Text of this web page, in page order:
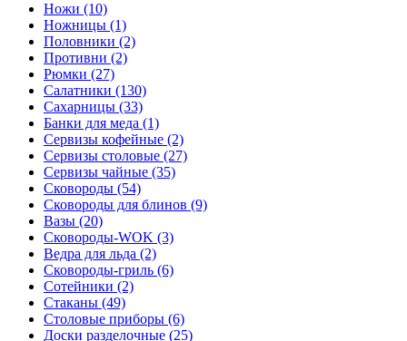
Ножи (10)
Ножницы (1)
Половники (2)
Противни (2)
Рюмки (27)
Салатники (130)
Сахарницы (33)
Банки для меда (1)
Сервизы кофейные (2)
Сервизы столовые (27)
Сервизы чайные (35)
Сковороды (54)
Сковороды для блинов (9)
Вазы (20)
Сковороды-WOK (3)
Ведра для льда (2)
Сковороды-гриль (6)
Сотейники (2)
Стаканы (49)
Столовые приборы (6)
Доски разделочные (25)